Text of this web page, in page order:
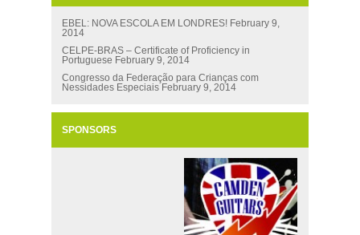
EBEL: NOVA ESCOLA EM LONDRES! February 9,
2014
CELPE-BRAS – Certificate of Proficiency in
Portuguese February 9, 2014
Congresso da Federação para Crianças com
Nessidades Especiais February 9, 2014
SPONSORS